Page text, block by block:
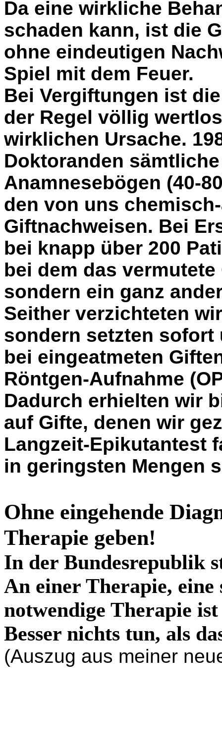
Da eine wirkliche
schaden kann, ist die
ohne eindeutigen
Spiel mit dem Feuer.
Bei Vergiftungen ist
der Regel völlig
wirklichen Ursache.
Doktoranden
Anamnesebögen (40-
den von uns
Giftnachweisen. Bei
bei knapp über 200
bei dem das
sondern ein ganz
Seither verzichteten
sondern setzten sofort
bei eingeatmeten
Röntgen-Aufnahme
Dadurch erhielten wir
auf Gifte, denen wir
Langzeit-Epikutantest
in geringsten Mengen
Ohne eingehende
Therapie geben!
In der Bundesrepublik
An einer Therapie, eine
notwendige Therapie
Besser nichts tun, als
(Auszug aus meiner